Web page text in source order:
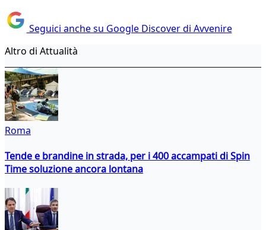
Seguici anche su Google Discover di Avvenire
Altro di Attualità
Roma
Tende e brandine in strada, per i 400 accampati di Spin
Time soluzione ancora lontana